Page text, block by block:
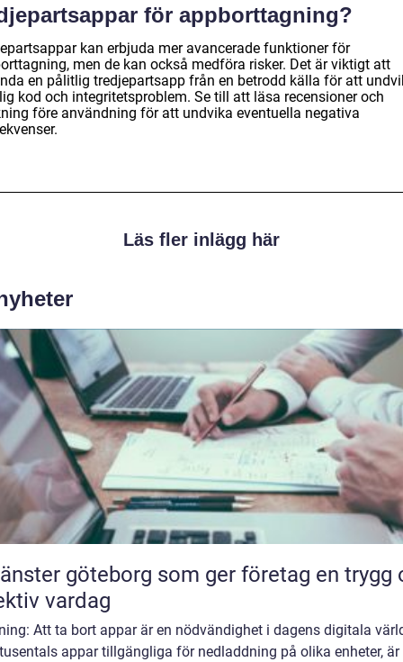
för appborttagning?
kan erbjuda mer avancerade funktioner för
men de kan också medföra risker. Det är viktigt att
en pålitlig tredjepartsapp från en betrodd källa för att
kod och integritetsproblem. Se till att läsa recensioner och
före användning för att undvika eventuella negativa
Läs fler inlägg här
göteborg som ger företag en trygg
vardag
Att ta bort appar är en nödvändighet i dagens digitala
appar tillgängliga för nedladdning på olika enheter, är